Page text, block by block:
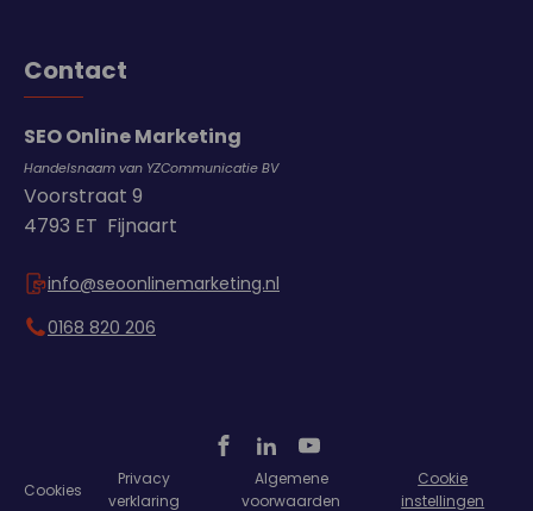
Contact
SEO Online Marketing
Handelsnaam van YZCommunicatie BV
Voorstraat 9
4793 ET Fijnaart
info@seoonlinemarketing.nl
0168 820 206
Cookies
Privacy
verklaring
Algemene
voorwaarden
Cookie
instellingen